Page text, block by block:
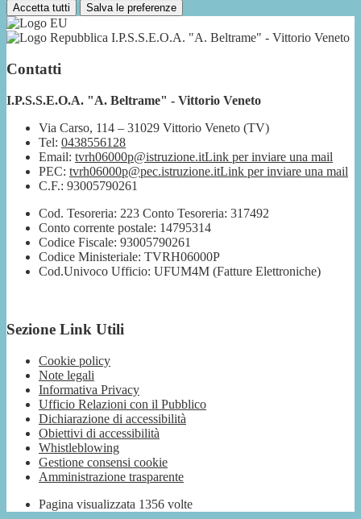
Accetta tutti Salva le preferenze
I.P.S.S.E.O.A. "A. Beltrame" - Vittorio Veneto
Contatti
I.P.S.S.E.O.A. "A. Beltrame" - Vittorio Veneto
Via Carso, 114 – 31029 Vittorio Veneto (TV)
Tel: 0438556128
Email: tvrh06000p@istruzione.itLink per inviare una mail
PEC: tvrh06000p@pec.istruzione.itLink per inviare una mail
C.F.: 93005790261
Cod. Tesoreria: 223 Conto Tesoreria: 317492
Conto corrente postale: 14795314
Codice Fiscale: 93005790261
Codice Ministeriale: TVRH06000P
Cod.Univoco Ufficio: UFUM4M (Fatture Elettroniche)
Sezione Link Utili
Cookie policy
Note legali
Informativa Privacy
Ufficio Relazioni con il Pubblico
Dichiarazione di accessibilità
Obiettivi di accessibilità
Whistleblowing
Gestione consensi cookie
Amministrazione trasparente
Pagina visualizzata 1356 volte